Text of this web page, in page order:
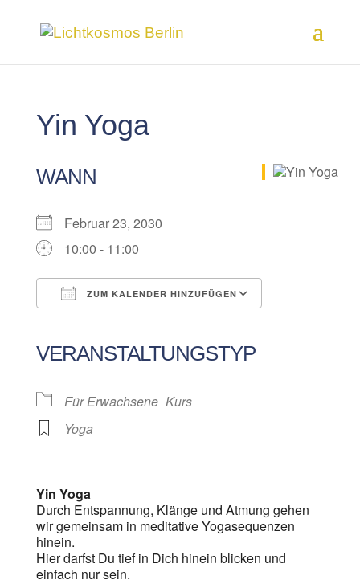
Yin Yoga
WANN
Februar 23, 2030
10:00 - 11:00
ZUM KALENDER HINZUFÜGEN
VERANSTALTUNGSTYP
Für Erwachsene Kurs
Yoga
Yin Yoga
Durch Entspannung, Klänge und Atmung gehen
wir gemeinsam in meditative Yogasequenzen
hinein.
Hier darfst Du tief in Dich hinein blicken und
einfach nur sein.